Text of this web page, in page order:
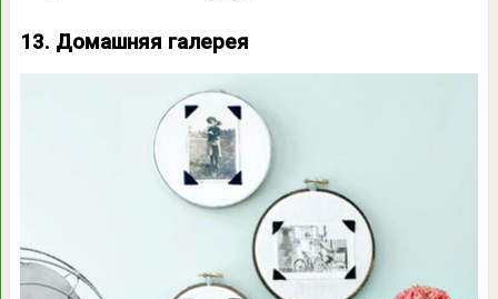
13. Домашняя галерея